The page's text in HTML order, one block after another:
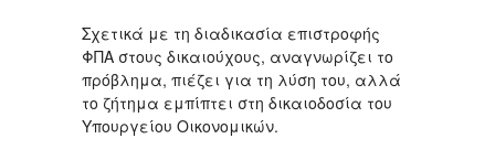
Σχετικά με τη διαδικασία επιστροφής
ΦΠΑ στους δικαιούχους, αναγνωρίζει το
πρόβλημα, πιέζει για τη λύση του, αλλά
το ζήτημα εμπίπτει στη δικαιοδοσία του
Υπουργείου Οικονομικών.